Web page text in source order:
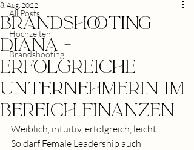
All Posts
Hochzeiten
Brandshooting
BRANDSHOOTiNG
Diana -
ErfolgrEiche
UnternehmerIn im
BerEich Finanzen
8. Aug. 2022
Weiblich, intuitiv, erfolgreich, leicht.
So darf Female Leadership auch